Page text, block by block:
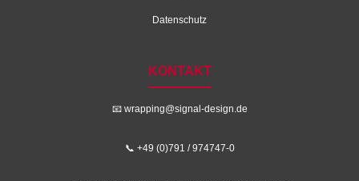
Datenschutz
KONTAKT
📧 wrapping@signal-design.de
📞 +49 (0)791 / 974747-0